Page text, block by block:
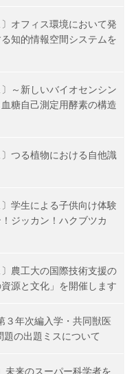
オフィス環境において発
知的情報空間システムを
～新しいバイオセンシン
糖自己測定用酵素の構造
つる植物における自他識
学生による子供向け体験
ジッカン！ハクブツカ
農工大の国際技術支援の
源と文化」を開催します
３年次編入学・共同獣医
の出題ミスについて
未来のスーパー科学者を